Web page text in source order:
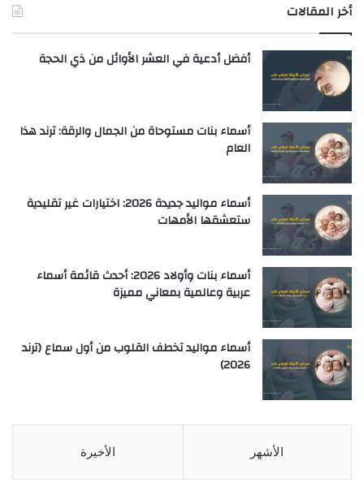
أخر المقالات
أفضل أدعية في العشر الأوائل من ذي الحجة
أسماء بنات مستوحاة من الجمال والرقة: ترند هذا
العام
أسماء مواليد جديدة 2026: اختيارات غير تقليدية
ستعشقها الأمهات
أسماء بنات وأولاد 2026: أحدث قائمة أسماء
عربية وعالمية بمعاني مميزة
أسماء مواليد تخطف القلوب من أول سماع (ترند
2026)
الأشهر الأخيرة